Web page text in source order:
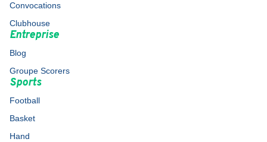
Convocations
Clubhouse
Entreprise
Blog
Groupe Scorers
Sports
Football
Basket
Hand